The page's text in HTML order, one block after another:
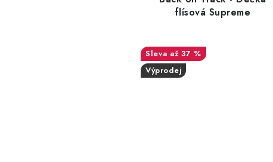
flísová Supreme
až 37 %
Výprodej